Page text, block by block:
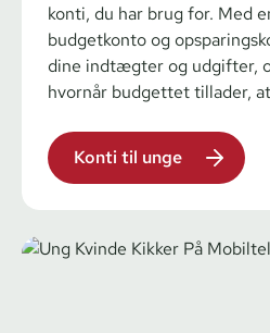
konti, du har brug for. Med
budgetkonto og
dine indtægter og udgifter,
hvornår budgettet tillader,
Konti til unge